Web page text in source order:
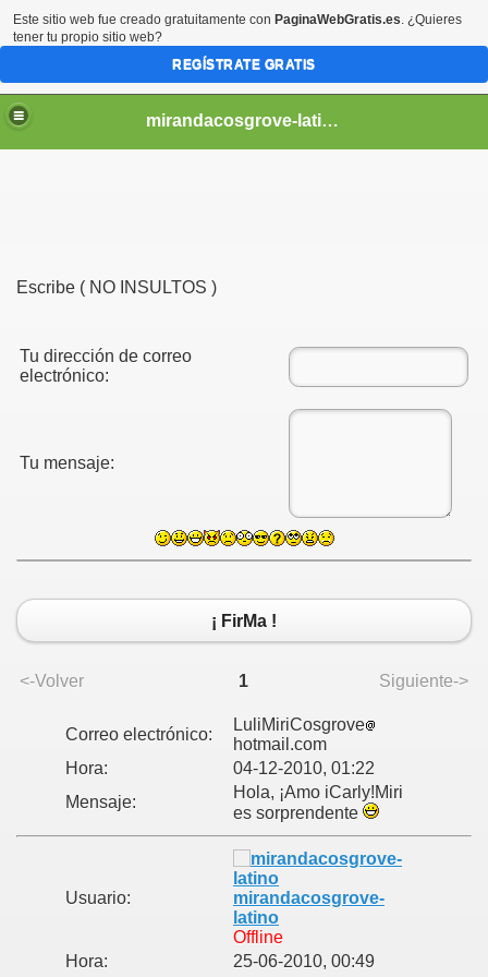
mirandacosgrove-latino
Escribe ( NO INSULTOS )
Tu dirección de correo
electrónico:
Tu mensaje:
¡ FirMa !
<-Volver 1 Siguiente->
Correo electrónico:
LuliMiriCosgrove
hotmail.com
Hora:
04-12-2010, 01:22
Mensaje:
Hola, ¡Amo iCarly!Miri
es sorprendente
Usuario:
mirandacosgrove-
latino
Offline
Hora:
25-06-2010, 00:49
Este sitio web fue creado gratuitamente con PaginaWebGratis.es. ¿Quieres
tener tu propio sitio web?
REGÍSTRATE GRATIS